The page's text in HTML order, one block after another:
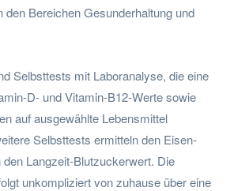
den Bereichen Gesunderhaltung und
Selbsttests mit Laboranalyse, die eine
D- und Vitamin-B12-Werte sowie
auf ausgewählte Lebensmittel
Selbsttests ermitteln den Eisen-
Langzeit-Blutzuckerwert. Die
unkompliziert von zuhause über eine